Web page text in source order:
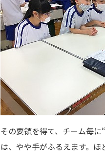
その要領を得て、チーム毎
は、やや手がふるえます。ほ